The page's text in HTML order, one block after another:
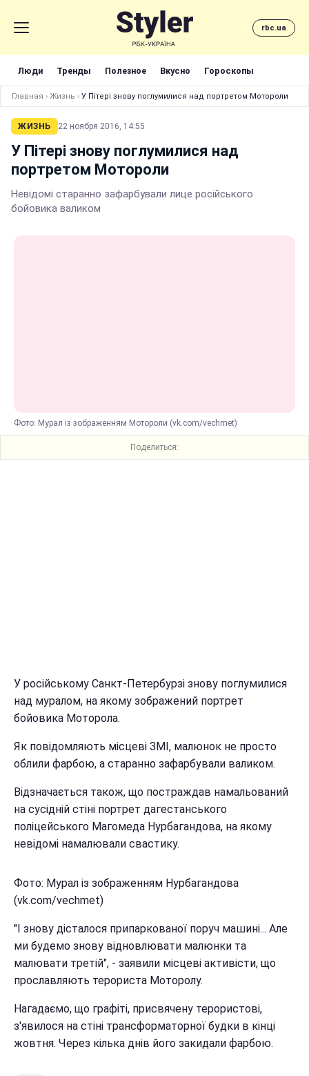
rbc.ua
Люди Тренды Полезное Вкусно Гороскопы
Главная › Жизнь › У Пітері знову поглумилися над портретом Мотороли
ЖИЗНЬ 22 ноября 2016, 14:55
У Пітері знову поглумилися над
портретом Мотороли
Невідомі старанно зафарбували лице російського
бойовика валиком
Фото: Мурал із зображенням Мотороли (vk.com/vechmet)
Поделиться:
У російському Санкт-Петербурзі знову поглумилися
над муралом, на якому зображений портрет
бойовика Моторола.
Як повідомляють місцеві ЗМІ, малюнок не просто
облили фарбою, а старанно зафарбували валиком.
Відзначається також, що постраждав намальований
на сусідній стіні портрет дагестанського
поліцейського Магомеда Нурбагандова, на якому
невідомі намалювали свастику.
Фото: Мурал із зображенням Нурбагандова
(vk.com/vechmet)
"І знову дісталося припаркованої поруч машині... Але
ми будемо знову відновлювати малюнки та
малювати третій", - заявили місцеві активісти, що
прославляють терориста Моторолу.
Нагадаємо, що графіті, присвячену терористові,
з'явилося на стіні трансформаторної будки в кінці
жовтня. Через кілька днів його закидали фарбою.